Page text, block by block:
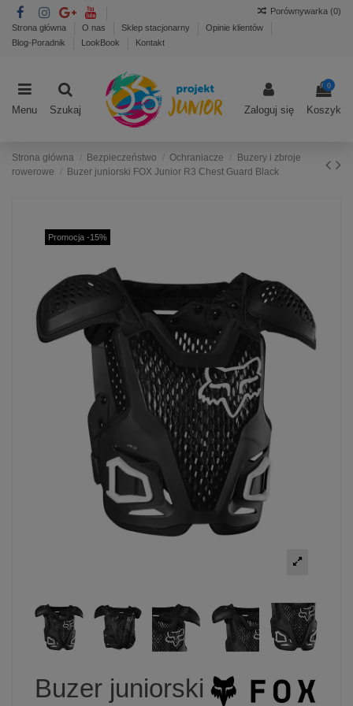
Strona główna O nas Sklep stacjonarny
Opinie klientów
Blog-Poradnik
LookBook Kontakt
Porównywarka (0)
Menu Szukaj Zaloguj się
0
Koszyk
Strona główna Bezpieczeństwo Ochraniacze
Buzery i zbroje
rowerowe
Buzer juniorski FOX Junior R3 Chest Guard Black
Promocja -15%
Buzer juniorski